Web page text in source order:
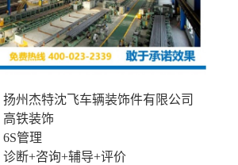
州杰特沈飞车辆装饰件有限公司
高铁装饰
管理
断+咨询+辅导+评价